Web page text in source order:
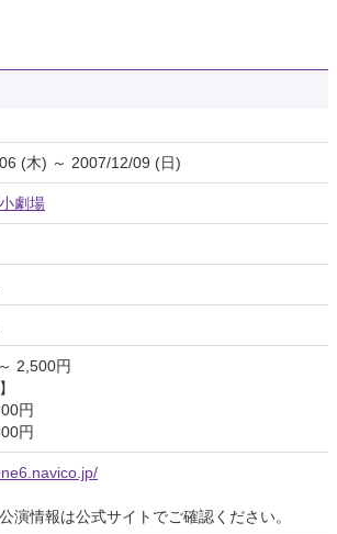
(木) ～ 2007/12/09 (日)
劇場
2,500円
円
円
演情報は公式サイトでご確認ください。